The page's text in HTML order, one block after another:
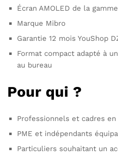
Écran AMOLED de la
Marque Mibro
Garantie 12 mois YouShop
Format compact adapté à
au bureau
Pour qui ?
Professionnels et cadres
PME et indépendants
Particuliers souhaitant un